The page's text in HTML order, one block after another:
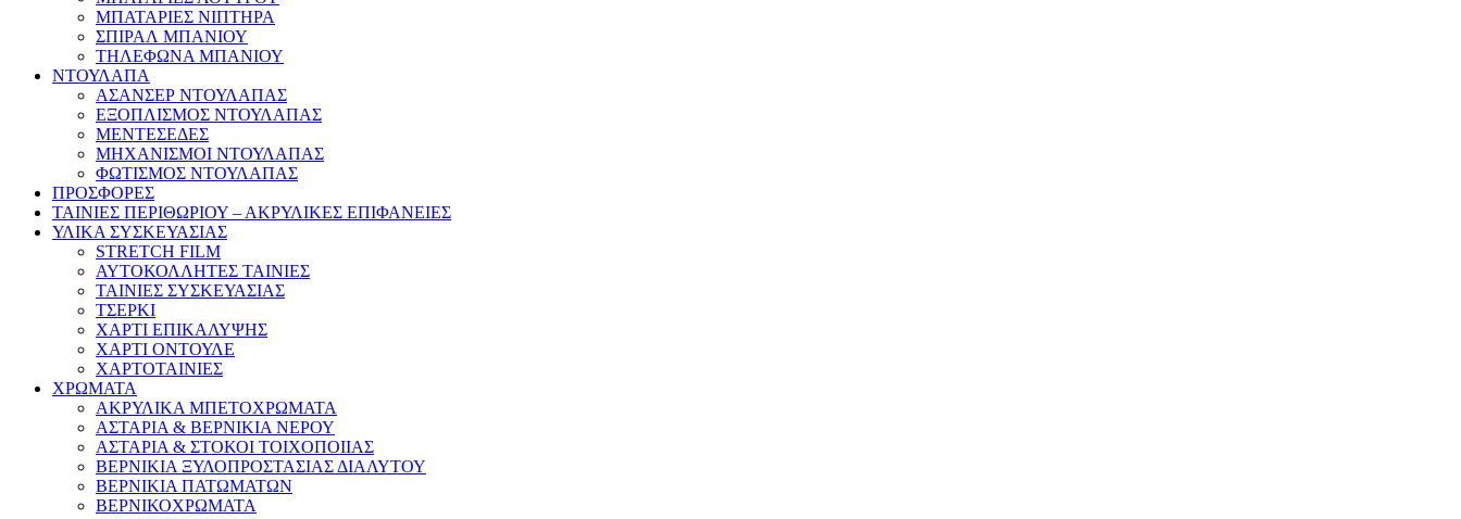
ΜΠΑΤΑΡΙΕΣ ΝΙΠΤΗΡΑ
ΣΠΙΡΑΛ ΜΠΑΝΙΟΥ
ΤΗΛΕΦΩΝΑ ΜΠΑΝΙΟΥ
ΝΤΟΥΛΑΠΑ
ΑΣΑΝΣΕΡ ΝΤΟΥΛΑΠΑΣ
ΕΞΟΠΛΙΣΜΟΣ ΝΤΟΥΛΑΠΑΣ
ΜΕΝΤΕΣΕΔΕΣ
ΜΗΧΑΝΙΣΜΟΙ ΝΤΟΥΛΑΠΑΣ
ΦΩΤΙΣΜΟΣ ΝΤΟΥΛΑΠΑΣ
ΠΡΟΣΦΟΡΕΣ
ΤΑΙΝΙΕΣ ΠΕΡΙΘΩΡΙΟΥ – ΑΚΡΥΛΙΚΕΣ ΕΠΙΦΑΝΕΙΕΣ
ΥΛΙΚΑ ΣΥΣΚΕΥΑΣΙΑΣ
STRETCH FILM
ΑΥΤΟΚΟΛΛΗΤΕΣ ΤΑΙΝΙΕΣ
ΤΑΙΝΙΕΣ ΣΥΣΚΕΥΑΣΙΑΣ
ΤΣΕΡΚΙ
ΧΑΡΤΙ ΕΠΙΚΑΛΥΨΗΣ
ΧΑΡΤΙ ΟΝΤΟΥΛΕ
ΧΑΡΤΟΤΑΙΝΙΕΣ
ΧΡΩΜΑΤΑ
ΑΚΡΥΛΙΚΑ ΜΠΕΤΟΧΡΩΜΑΤΑ
ΑΣΤΑΡΙΑ & ΒΕΡΝΙΚΙΑ ΝΕΡΟΥ
ΑΣΤΑΡΙΑ & ΣΤΟΚΟΙ ΤΟΙΧΟΠΟΙΙΑΣ
ΒΕΡΝΙΚΙΑ ΞΥΛΟΠΡΟΣΤΑΣΙΑΣ ΔΙΑΛΥΤΟΥ
ΒΕΡΝΙΚΙΑ ΠΑΤΩΜΑΤΩΝ
ΒΕΡΝΙΚΟΧΡΩΜΑΤΑ